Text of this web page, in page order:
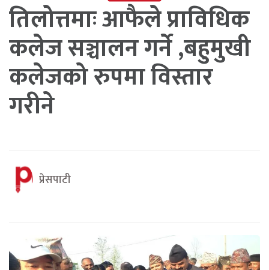
तिलोत्तमाः आफैले प्राविधिक
कलेज सञ्चालन गर्ने ,बहुमुखी
कलेजको रुपमा विस्तार
गरीने
प्रेसपाटी